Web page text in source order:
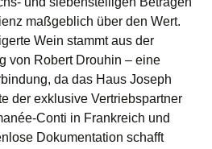
maßgeblich über den Wert.
Wein stammt aus der
von Robert Drouhin – eine
da das Haus Joseph
der exklusive Vertriebspartner
Conti in Frankreich und
Dokumentation schafft